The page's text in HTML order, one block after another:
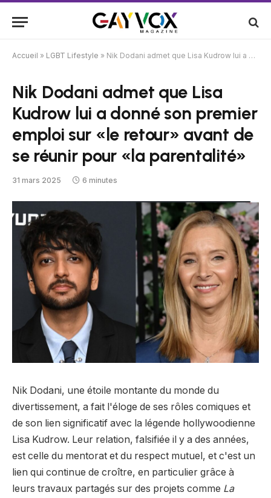
Accueil » LGBT Lifestyle » Nik Dodani admet que Lisa Kudrow lui a donné son premier emploi sur «le retour» avant de se réunir pour «la parentalité»
Nik Dodani admet que Lisa
Kudrow lui a donné son premier
emploi sur «le retour» avant de
se réunir pour «la parentalité»
31 mars 2025 6 minutes
Nik Dodani, une étoile montante du monde du
divertissement, a fait l'éloge de ses rôles comiques et
de son lien significatif avec la légende hollywoodienne
Lisa Kudrow. Leur relation, falsifiée il y a des années,
est celle du mentorat et du respect mutuel, et c'est un
lien qui continue de croître, en particulier grâce à
leurs travaux partagés sur des projets comme La